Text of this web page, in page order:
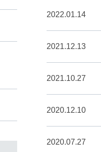
2022.01.14
2021.12.13
2021.10.27
2020.12.10
2020.07.27